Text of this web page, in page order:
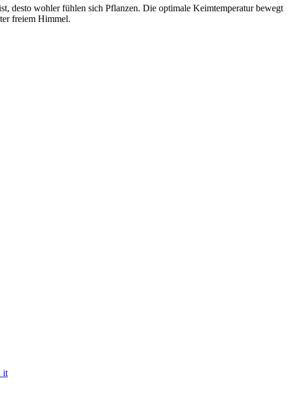
desto wohler fühlen sich Pflanzen. Die optimale Keimtemperatur bewegt
freiem Himmel.
it